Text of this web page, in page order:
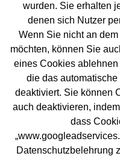
wurden. Sie erhalten
denen sich Nutzer
Wenn Sie nicht an
möchten, können Sie
eines Cookies
die das automatische
deaktiviert. Sie können
auch deaktivieren,
dass
Datenschutzbelehrung